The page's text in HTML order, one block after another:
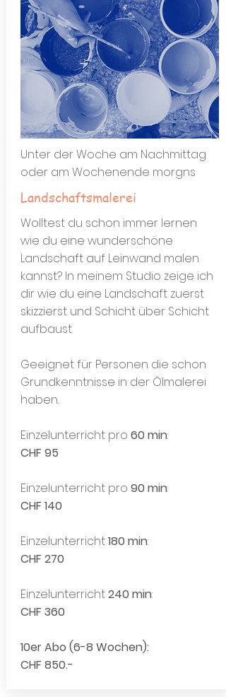
Unter der Woche am Nachmittag
oder am Wochenende morgns
Landschaftsmalerei
Wolltest du schon immer lernen
wie du eine wunderschöne
Landschaft auf Leinwand malen
kannst? In meinem Studio zeige ich
dir wie du eine Landschaft zuerst
skizzierst und Schicht über Schicht
aufbaust.
Geeignet für Personen die schon
Grundkenntnisse in der Ölmalerei
haben.
Einzelunterricht pro 60 min:
CHF 95
Einzelunterricht pro 90 min:
CHF 140
Einzelunterricht180 min:
CHF 270
Einzelunterricht240 min:
CHF 360
10er Abo (6-8 Wochen):
CHF 850.-